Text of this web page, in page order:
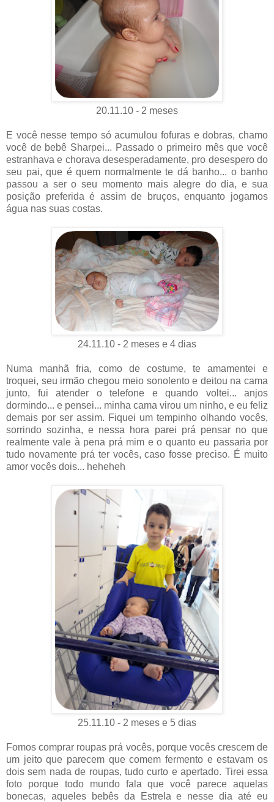
20.11.10 - 2 meses
E você nesse tempo só acumulou fofuras e dobras, chamo
você de bebê Sharpei... Passado o primeiro mês que você
estranhava e chorava desesperadamente, pro desespero do
seu pai, que é quem normalmente te dá banho... o banho
passou a ser o seu momento mais alegre do dia, e sua
posição preferida é assim de bruços, enquanto jogamos
água nas suas costas.
24.11.10 - 2 meses e 4 dias
Numa manhã fria, como de costume, te amamentei e
troquei, seu irmão chegou meio sonolento e deitou na cama
junto, fui atender o telefone e quando voltei... anjos
dormindo... e pensei... minha cama virou um ninho, e eu feliz
demais por ser assim. Fiquei um tempinho olhando vocês,
sorrindo sozinha, e nessa hora parei prá pensar no que
realmente vale à pena prá mim e o quanto eu passaria por
tudo novamente prá ter vocês, caso fosse preciso. É muito
amor vocês dois... heheheh
25.11.10 - 2 meses e 5 dias
Fomos comprar roupas prá vocês, porque vocês crescem de
um jeito que parecem que comem fermento e estavam os
dois sem nada de roupas, tudo curto e apertado. Tirei essa
foto porque todo mundo fala que você parece aquelas
bonecas, aqueles bebês da Estrela e nesse dia até eu